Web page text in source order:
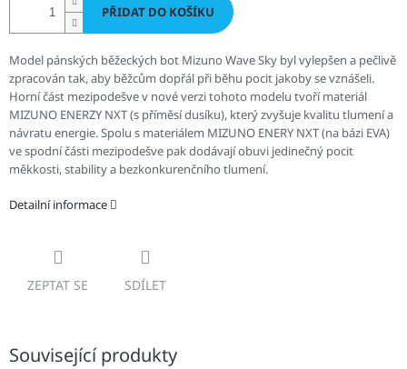
PŘIDAT DO KOŠÍKU
Model pánských běžeckých bot Mizuno Wave Sky byl vylepšen a pečlivě
zpracován tak, aby běžcům dopřál při běhu pocit jakoby se vznášeli.
Horní část mezipodešve v nové verzi tohoto modelu tvoří materiál
MIZUNO ENERZY NXT (s příměsí dusíku), který zvyšuje kvalitu tlumení a
návratu energie. Spolu s materiálem MIZUNO ENERY NXT (na bázi EVA)
ve spodní části mezipodešve pak dodávají obuvi jedinečný pocit
měkkosti, stability a bezkonkurenčního tlumení.
Detailní informace
ZEPTAT SE SDÍLET
Související produkty